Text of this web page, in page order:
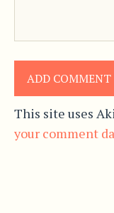
This site uses
your comment